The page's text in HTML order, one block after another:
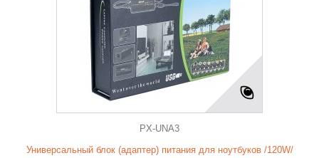
PX-UNA3
Универсальный блок (адаптер) питания для ноутбуков /120W/